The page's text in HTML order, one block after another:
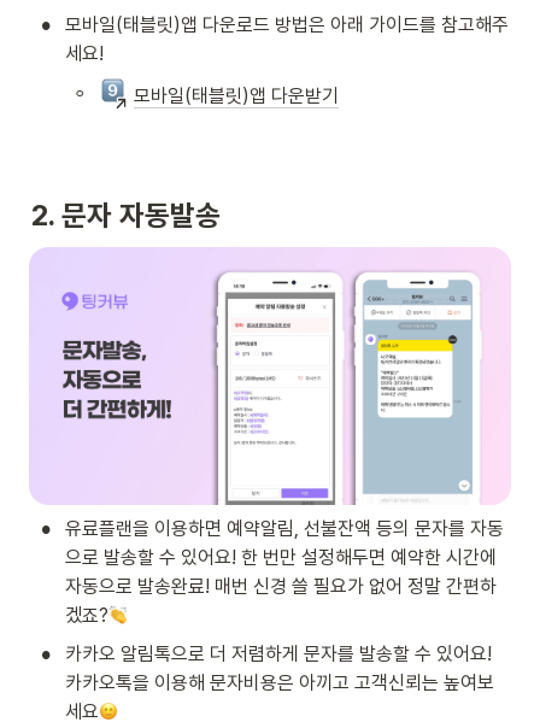
•
모바일(태블릿)앱 다운로드 방법은 아래 가이드를 참고해주
세요!
◦ 모바일(태블릿)앱 다운받기
2. 문자 자동발송
•
유료플랜을 이용하면 예약알림, 선불잔액 등의 문자를 자동
으로 발송할 수 있어요! 한 번만 설정해두면 예약한 시간에
자동으로 발송완료! 매번 신경 쓸 필요가 없어 정말 간편하
겠죠?
•
카카오 알림톡으로 더 저렴하게 문자를 발송할 수 있어요!
카카오톡을 이용해 문자비용은 아끼고 고객신뢰는 높여보
세요